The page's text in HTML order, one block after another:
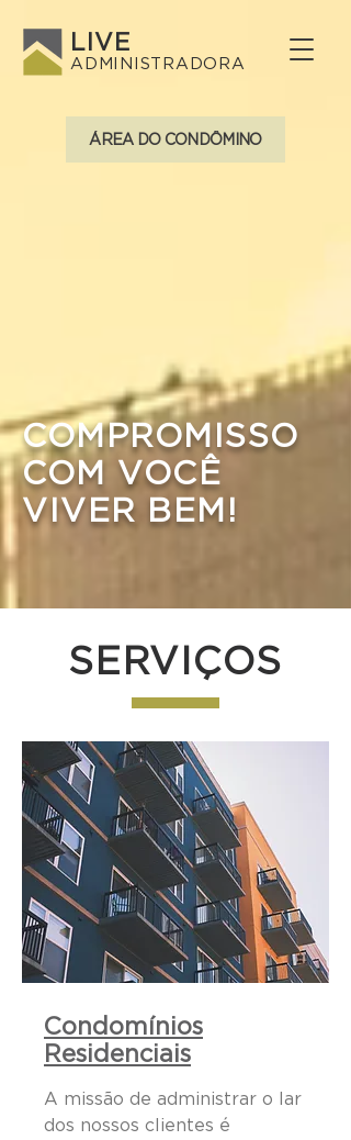
LIVE
ADMINISTRADORA
ÁREA DO CONDÔMINO
COMPROMISSO
COM VOCÊ
VIVER BEM!
SERVIÇOS
Condomínios
Residenciais
A missão de administrar o lar
dos nossos clientes é